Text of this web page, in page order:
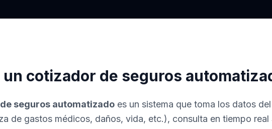
un cotizador de seguros
seguros automatizado es un sistema que toma los datos
de gastos médicos, daños, vida, etc.), consulta en tiempo real